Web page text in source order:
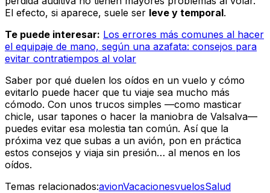
El efecto, si aparece, suele ser leve y temporal.
Te puede interesar: Los errores más comunes al hacer
el equipaje de mano, según una azafata: consejos para
evitar contratiempos al volar
Saber por qué duelen los oídos en un vuelo y cómo
evitarlo puede hacer que tu viaje sea mucho más
cómodo. Con unos trucos simples —como masticar
chicle, usar tapones o hacer la maniobra de Valsalva—
puedes evitar esa molestia tan común. Así que la
próxima vez que subas a un avión, pon en práctica
estos consejos y viaja sin presión… al menos en los
oídos.
Temas relacionados:avionVacacionesvuelosSalud